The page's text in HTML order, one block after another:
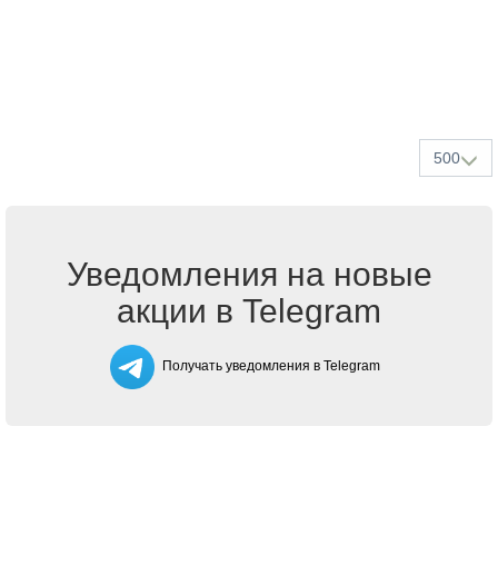
500
Уведомления на новые
акции в Telegram
Получать уведомления в Telegram